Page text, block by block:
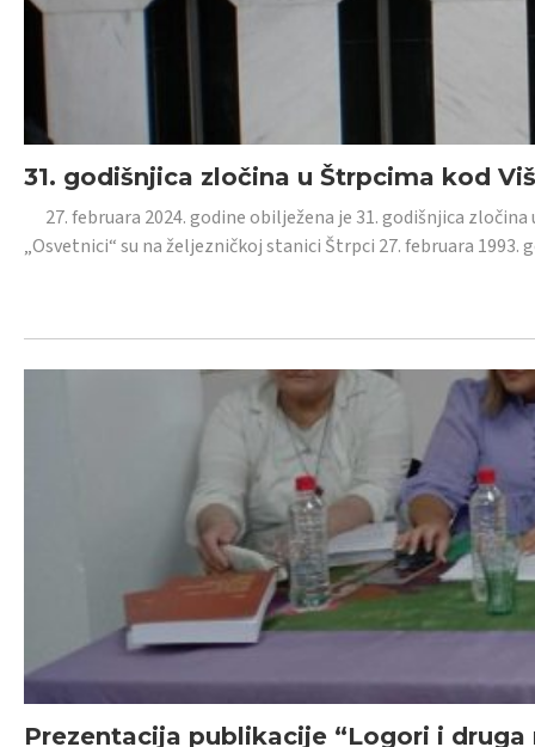
31. godišnjica zločina u Štrpcima kod
27. februara 2024. godine obilježena je 31. godišnjica
„Osvetnici“ su na željezničkoj stanici Štrpci 27. februara 1993.
Prezentacija publikacije “Logori i druga